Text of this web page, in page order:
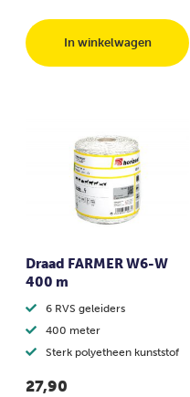
In winkelwagen
Draad FARMER W6-W
400 m
6 RVS geleiders
400 meter
Sterk polyetheen kunststof
27,90